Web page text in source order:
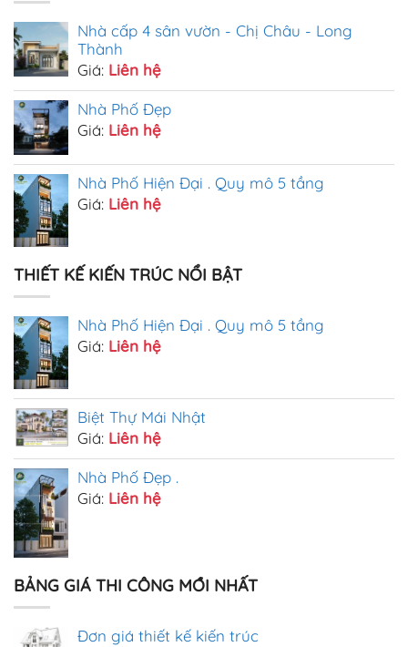
Nhà cấp 4 sân vườn - Chị Châu - Long
Thành
Giá: Liên hệ
Nhà Phố Đẹp
Giá: Liên hệ
Nhà Phố Hiện Đại . Quy mô 5 tầng
Giá: Liên hệ
THIẾT KẾ KIẾN TRÚC NỔI BẬT
Nhà Phố Hiện Đại . Quy mô 5 tầng
Giá: Liên hệ
Biệt Thự Mái Nhật
Giá: Liên hệ
Nhà Phố Đẹp .
Giá: Liên hệ
BẢNG GIÁ THI CÔNG MỚI NHẤT
Đơn giá thiết kế kiến trúc